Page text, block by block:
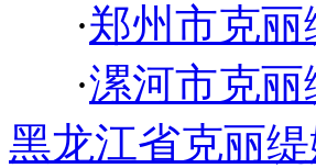
·郑州市克
·漯河市克
黑龙江省克丽